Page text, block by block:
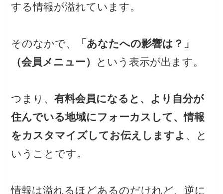
する情報が溢れています。
そのなかで、
「あなたへの影響は？」
（会員メニュー）
という表示が出ます。
つまり、有料会員になると、より自分が
住んでいる地域にフォーカスして、情報
をカスタマイズしてお伝えしますよ 、と
いうことです。
情報は溢れるほどあるのだけれど、逆に